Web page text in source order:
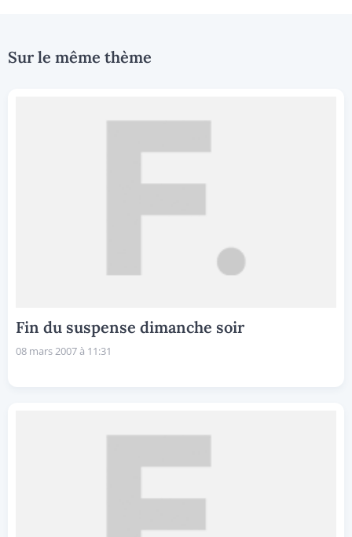
Sur le même thème
Fin du suspense dimanche soir
08 mars 2007 à 11:31